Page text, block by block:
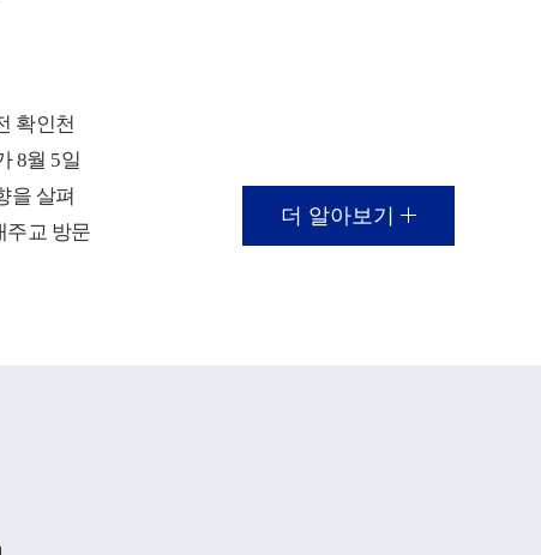
확인천
8월 5일
을 살펴
주교 방문
주교는
의 지
더 알아보기